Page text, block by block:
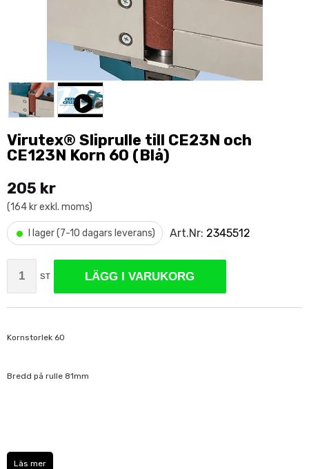
Virutex® Sliprulle till CE23N och
CE123N Korn 60 (Blå)
205 kr
(164 kr exkl. moms)
• I lager (7-10 dagars leverans) Art.Nr: 2345512
ST LÄGG I VARUKORG
Kornstorlek 60
Bredd på rulle 81mm
Läs mer